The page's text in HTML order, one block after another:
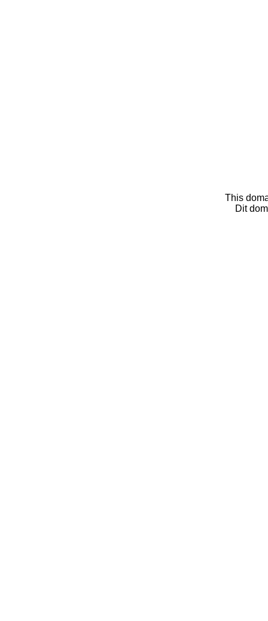
This
Dit